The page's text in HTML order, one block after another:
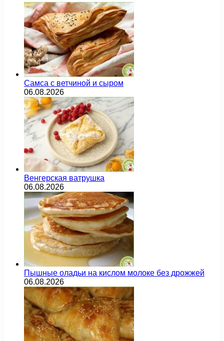
Самса с ветчиной и сыром
06.08.2026
Венгерская ватрушка
06.08.2026
Пышные оладьи на кислом молоке без дрожжей
06.08.2026